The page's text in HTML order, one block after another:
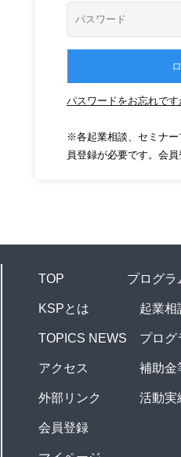
パスワードをお忘れです
※各起業相談、セミナ
員登録が必要です。会員
TOP
KSPとは
TOPICS NEWS
アクセス
外部リンク
会員登録
プログラ
起業相
プログ
補助金
活動実